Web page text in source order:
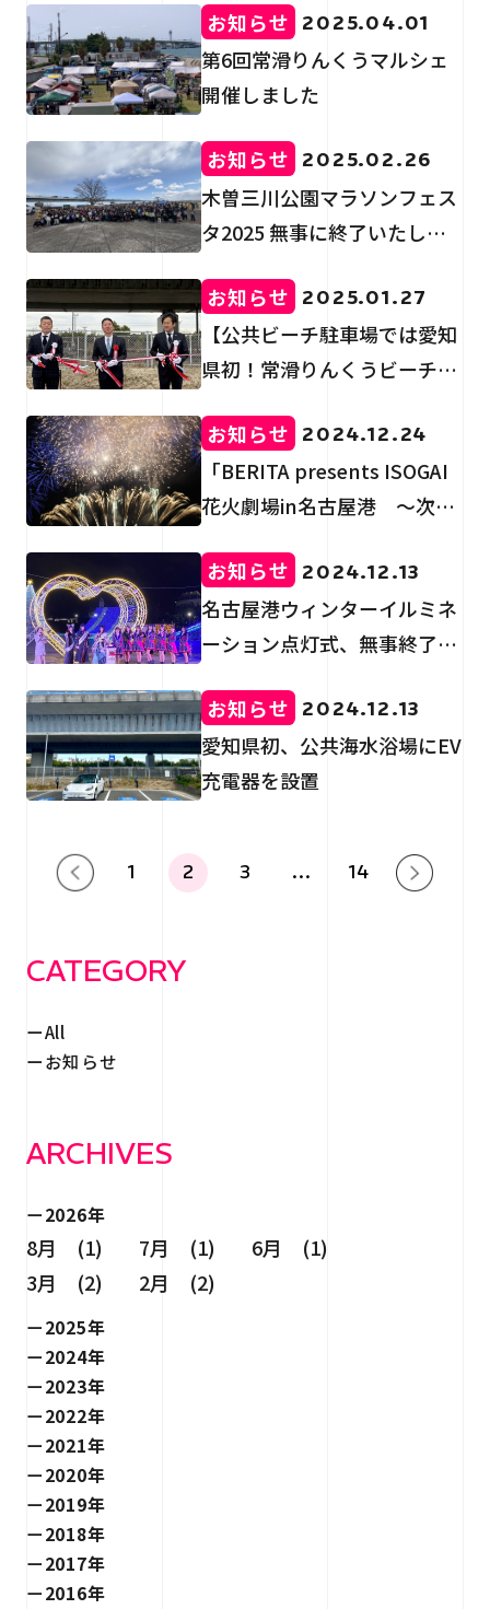
お知らせ 2025.04.01
第6回常滑りんくうマルシェ
開催しました
お知らせ 2025.02.26
木曽三川公園マラソンフェス
タ2025 無事に終了いたしま
お知らせ
2025.01.27
【公共ビーチ駐車場では愛知
県初！常滑りんくうビーチ
行いました。
お知らせ 2024.12.24
「BERITA presents ISOGAI
花火劇場in名古屋港 ～次世
火を～」無事に終了しまし
た。
お知らせ 2024.12.13
名古屋港ウィンターイルミネ
ーション点灯式、無事終了し
お知らせ
2024.12.13
愛知県初、公共海水浴場にEV
充電器を設置
1 2 3 … 14
CATEGORY
All
お知らせ
ARCHIVES
2026年
8月 (1) 7月 (1)
6月 (1)
3月 (2)
2月 (2)
2025年
2024年
2023年
2022年
2021年
2020年
2019年
2018年
2017年
2016年